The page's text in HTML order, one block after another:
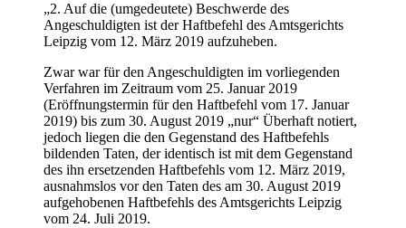
„2. Auf die (umgedeutete) Beschwerde des
Angeschuldigten ist der Haftbefehl des Amtsgerichts
Leipzig vom 12. März 2019 aufzuheben.
Zwar war für den Angeschuldigten im vorliegenden
Verfahren im Zeitraum vom 25. Januar 2019
(Eröffnungstermin für den Haftbefehl vom 17. Januar
2019) bis zum 30. August 2019 „nur“ Überhaft notiert,
jedoch liegen die den Gegenstand des Haftbefehls
bildenden Taten, der identisch ist mit dem Gegenstand
des ihn ersetzenden Haftbefehls vom 12. März 2019,
ausnahmslos vor den Taten des am 30. August 2019
aufgehobenen Haftbefehls des Amtsgerichts Leipzig
vom 24. Juli 2019.